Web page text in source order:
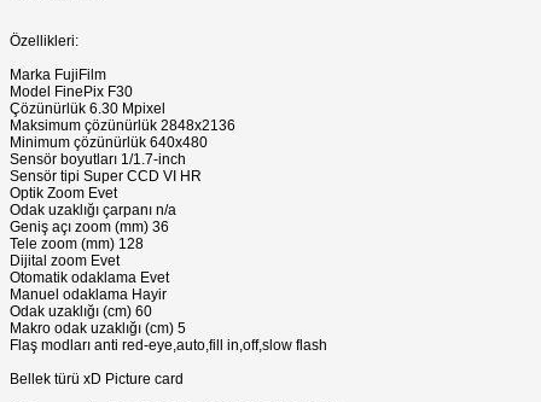
Özellikleri:
Marka FujiFilm
Model FinePix F30
Çözünürlük 6.30 Mpixel
Maksimum çözünürlük 2848x2136
Minimum çözünürlük 640x480
Sensör boyutları 1/1.7-inch
Sensör tipi Super CCD VI HR
Optik Zoom Evet
Odak uzaklığı çarpanı n/a
Geniş açı zoom (mm) 36
Tele zoom (mm) 128
Dijital zoom Evet
Otomatik odaklama Evet
Manuel odaklama Hayir
Odak uzaklığı (cm) 60
Makro odak uzaklığı (cm) 5
Flaş modları anti red-eye,auto,fill in,off,slow flash
Bellek türü xD Picture card